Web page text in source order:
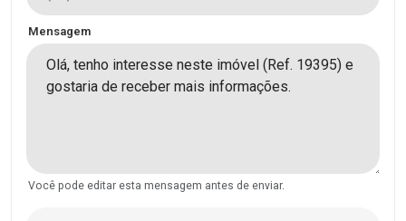
Mensagem
Você pode editar esta mensagem antes de enviar.